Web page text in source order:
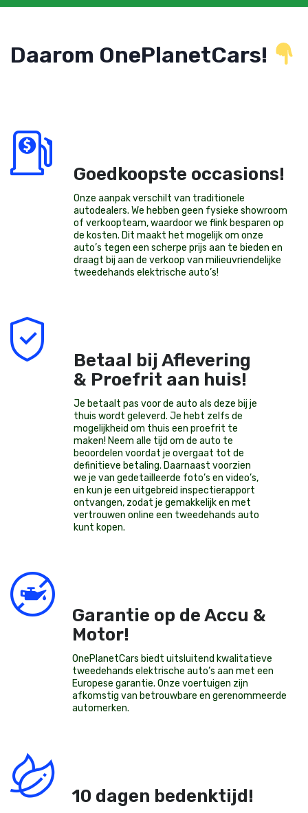
Daarom OnePlanetCars!
Goedkoopste occasions!
Onze aanpak verschilt van traditionele
autodealers. We hebben geen fysieke showroom
of verkoopteam, waardoor we flink besparen op
de kosten. Dit maakt het mogelijk om onze
auto’s tegen een scherpe prijs aan te bieden en
draagt bij aan de verkoop van milieuvriendelijke
tweedehands elektrische auto’s!
Betaal bij Aflevering
& Proefrit aan huis!
Je betaalt pas voor de auto als deze bij je
thuis wordt geleverd. Je hebt zelfs de
mogelijkheid om thuis een proefrit te
maken! Neem alle tijd om de auto te
beoordelen voordat je overgaat tot de
definitieve betaling. Daarnaast voorzien
we je van gedetailleerde foto’s en video’s,
en kun je een uitgebreid inspectierapport
ontvangen, zodat je gemakkelijk en met
vertrouwen online een tweedehands auto
kunt kopen.
Garantie op de Accu &
Motor!
OnePlanetCars biedt uitsluitend kwalitatieve
tweedehands elektrische auto’s aan met een
Europese garantie. Onze voertuigen zijn
afkomstig van betrouwbare en gerenommeerde
automerken.
10 dagen bedenktijd!